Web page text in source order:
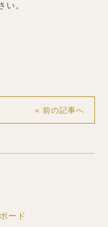
い。
« 前の記事へ
ード